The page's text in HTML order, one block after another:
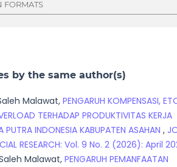
FORMATS
by the same author(s)
Malawat, PENGARUH KOMPENSASI,
TERHADAP PRODUKTIVITAS KERJA
INDONESIA KABUPATEN ASAHAN ,
RESEARCH: Vol. 9 No. 2 (2026): April
Malawat, PENGARUH PEMANFAATAN